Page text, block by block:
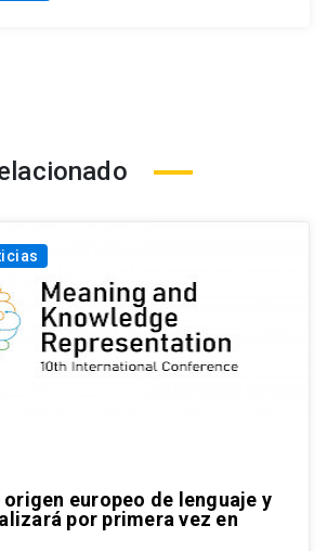
europeo de lenguaje y
por primera vez en